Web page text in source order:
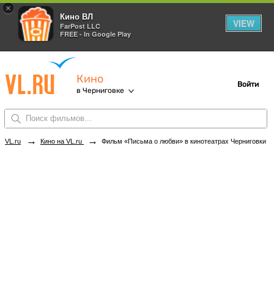
×
Кино ВЛ
FarPost LLC
FREE - In Google Play
VIEW
Кино
в Черниговке
Войти
VL.ru → Кино на VL.ru → Фильм «Письма о любви» в кинотеатрах Черниговки. Купить билеты!